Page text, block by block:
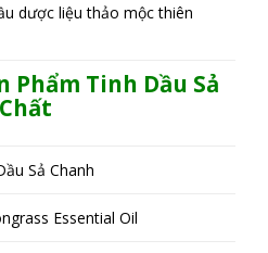
dược liệu thảo mộc thiên
Phẩm Tinh Dầu Sả
Sả Chanh
Essential Oil